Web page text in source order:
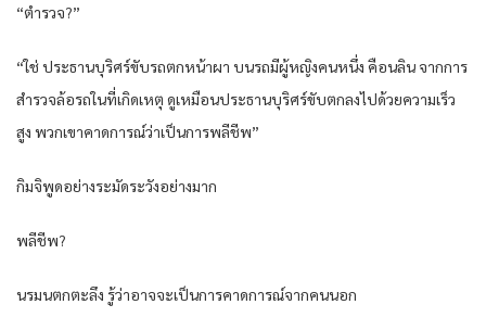
“ตำรวจ?”
“ใช่ ประธานบุริศร์ขับรถตกหน้าผา บนรถมีผู้หญิงคนหนึ่ง คือนลิน จากการ
สำรวจล้อรถในที่เกิดเหตุ ดูเหมือนประธานบุริศร์ขับตกลงไปด้วยความเร็ว
สูง พวกเขาคาดการณ์ว่าเป็นการพลีชีพ”
กิมจิพูดอย่างระมัดระวังอย่างมาก
พลีชีพ?
นรมนตกตะลึง รู้ว่าอาจจะเป็นการคาดการณ์จากคนนอก